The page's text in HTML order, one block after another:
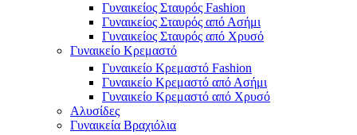
Γυναικείος Σταυρός Fashion
Γυναικείος Σταυρός από Ασήμι
Γυναικείος Σταυρός από Χρυσό
Γυναικείο Κρεμαστό
Γυναικείο Κρεμαστό Fashion
Γυναικείο Κρεμαστό από Ασήμι
Γυναικείο Κρεμαστό από Χρυσό
Αλυσίδες
Γυναικεία Βραχιόλια